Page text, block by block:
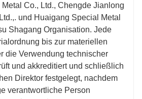
Co., Ltd., Chengde Jianlong
und Huaigang Special Metal
Shagang Organisation. Jede
bis zur materiellen
die Verwendung technischer
und akkreditiert und schließlich
Direktor festgelegt, nachdem
verantwortliche Person